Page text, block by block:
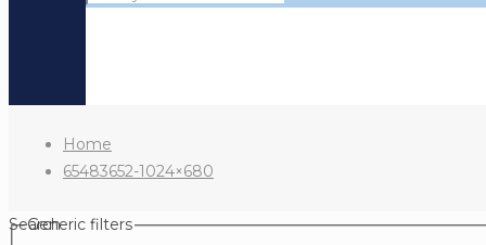
Home
65483652-1024×680
Search
Generic filters